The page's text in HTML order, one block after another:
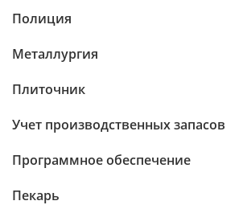
Полиция
Металлургия
Плиточник
Учет производственных запасов
Программное обеспечение
Пекарь